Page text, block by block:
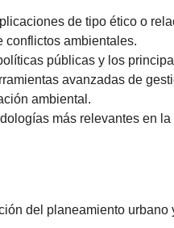
de tipo ético o
conflictos ambientales.
públicas y los
avanzadas de
ambiental.
más relevantes en
del planeamiento